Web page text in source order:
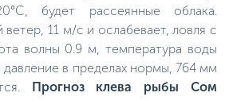
будет рассеянные облака.
11 м/с и ослабевает, ловля с
волны 0.9 м, температура воды
в пределах нормы, 764 мм
Прогноз клева рыбы Сом